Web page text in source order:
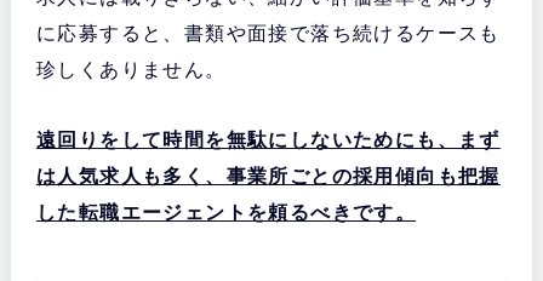
に応募すると、書類や面接で落ち続けるケースも
珍しくありません。
遠回りをして時間を無駄にしないためにも、まず
は人気求人も多く、事業所ごとの採用傾向も把握
した転職エージェントを頼るべきです。